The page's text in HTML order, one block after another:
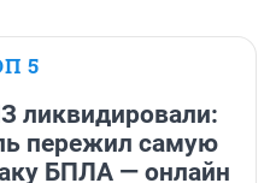
5
ликвидировали:
пережил самую
БПЛА — онлайн